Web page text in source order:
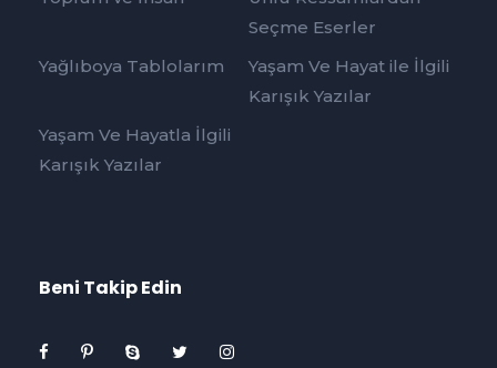
Seçme Eserler
Yağlıboya Tablolarım
Yaşam Ve Hayat ile İlgili
Karışık Yazılar
Yaşam Ve Hayatla İlgili
Karışık Yazılar
Beni Takip Edin